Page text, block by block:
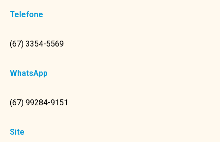
Telefone
(67) 3354-5569
WhatsApp
(67) 99284-9151
Site